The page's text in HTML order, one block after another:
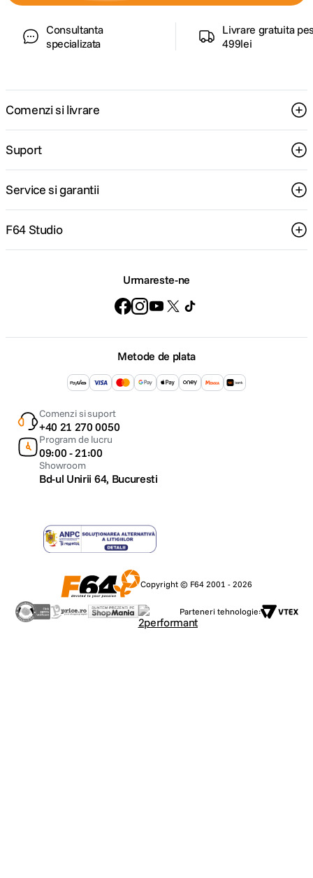
Consultanta
specializata
Livrare gratuita
499lei
Comenzi si livrare
Suport
Service si garantii
F64 Studio
Urmareste-ne
Metode de plata
Comenzi si suport
+40 21 270 0050
Program de lucru
09:00 - 21:00
Showroom
Bd-ul Unirii 64, Bucuresti
Copyright © F64 2001 - 2026
Parteneri tehnologie: